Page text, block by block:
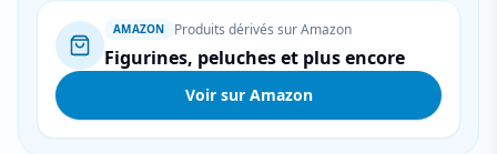
AMAZON Produits dérivés sur Amazon
Figurines, peluches et plus encore
Voir sur Amazon